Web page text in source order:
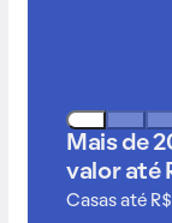
Mais de
valor até
Casas até